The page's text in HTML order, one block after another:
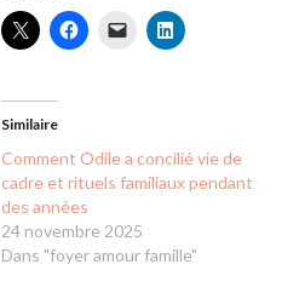
Similaire
Comment Odile a concilié vie de
cadre et rituels familiaux pendant
des années
24 novembre 2025
Dans "foyer amour famille"